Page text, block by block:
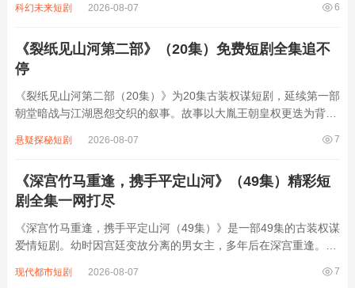
操控能量的特殊能力，从实验室研究对象逆袭成全宇宙团宠。它用
6
科幻未来短剧 2026-08-07
《裂纸见山河第二部》（20集）免费短剧全集追不
停
《裂纸见山河第二部（20集）》为20集古装权谋短剧，延续第一部
朝堂暗战与江湖恩怨交织的叙事。故事以大胤王朝皇权更迭为背
揭露二皇子与北狄勾结的阴谋。剧中穿插前朝秘宝"山河图"的争
7
悬疑探秘短剧 2026-08-07
《深宫竹马重逢，携手平定山河》（49集）精彩短
剧全集一网打尽
《深宫竹马重逢，携手平定山河（49集）》是一部49集的古装权谋
爱情短剧。幼时因宫廷变故分离的男女主，多年后在深宫重逢。彼
互相试探到携手共进，在波谲云诡的朝堂斗争中，凭借智慧与勇
7
现代都市短剧 2026-08-07